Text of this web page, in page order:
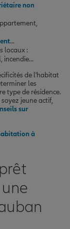
non
...
locaux :
incendie...
de l'habitat
les
type de résidence.
jeune actif,
sur
à